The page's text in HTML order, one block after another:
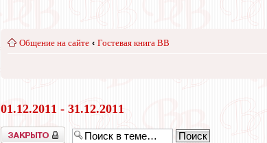
Общение на сайте ‹ Гостевая книга ВВ
01.12.2011 - 31.12.2011
Закрыто